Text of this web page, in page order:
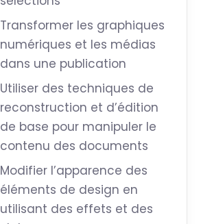
Transformer les graphiques
numériques et les médias
dans une publication
Utiliser des techniques de
reconstruction et d’édition
de base pour manipuler le
contenu des documents
Modifier l’apparence des
éléments de design en
utilisant des effets et des